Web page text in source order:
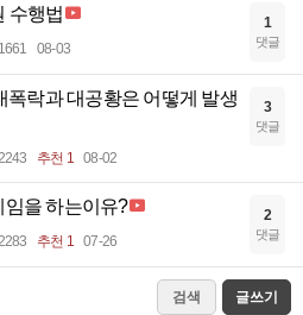
수행법
08-03
1
댓글
폭락과 대공황은 어떻게 발생
추천 1 08-02
3
댓글
임을 하는이유?
추천 1 07-26
2
댓글
검색 글쓰기